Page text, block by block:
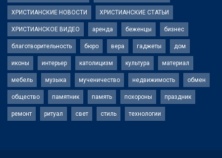
ХРИСТИАНСКИЕ НОВОСТИ ХРИСТИАНСКИЕ СТАТЬИ
ХРИСТИАНСКОЕ ВИДЕО аренда беженцы бизнес
благотворительность бюро вера гаджеты дом
иконы интерьер католицизм культура материал
мебель музыка мученичество недвижимость обмен
общество памятник память похороны праздник
ремонт ритуал свет стиль технологии